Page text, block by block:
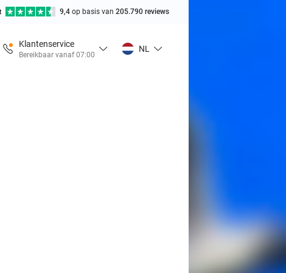
9,4 op basis van 205.790 reviews
Klantenservice
Bereikbaar vanaf 07:00
NL